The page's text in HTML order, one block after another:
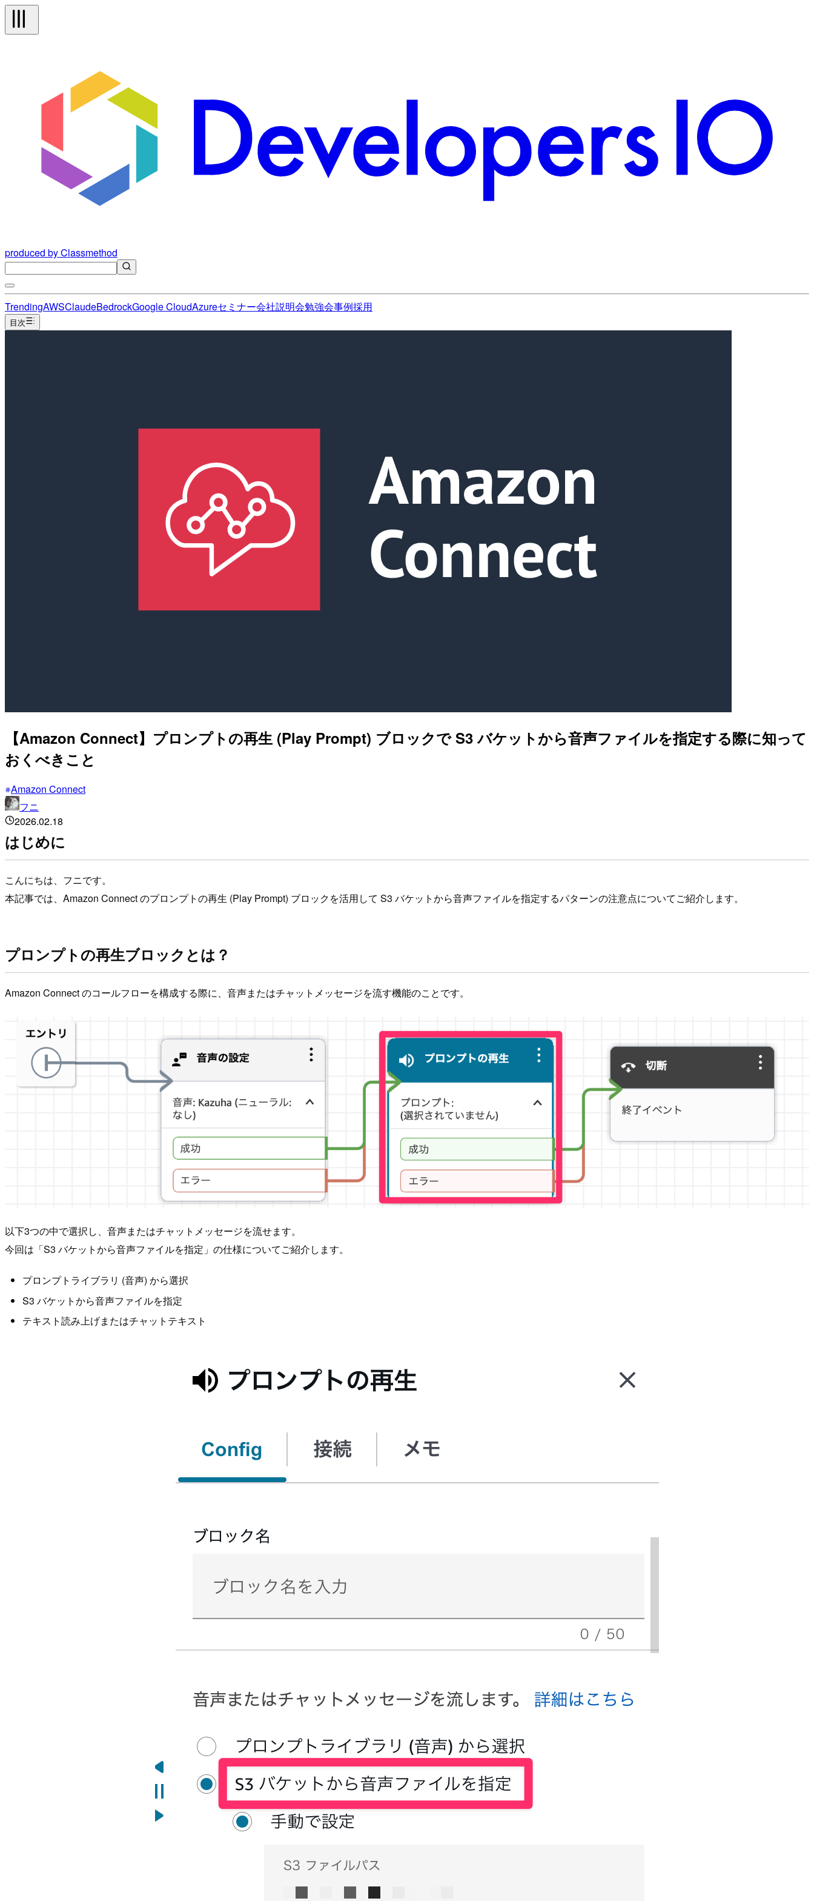
produced by Classmethod
TrendingAWSClaudeBedrockGoogle CloudAzureセミナー会社説明会勉強会事例採用
目次
【Amazon Connect】プロンプトの再生 (Play Prompt) ブロックで S3 バケットから音声ファイルを指定する際に知って
おくべきこと
Amazon Connect
フニ
2026.02.18
はじめに
こんにちは、フニです。
本記事では、Amazon Connect のプロンプトの再生 (Play Prompt) ブロックを活用して S3 バケットから音声ファイルを指定するパターンの注意点についてご紹介します。
プロンプトの再生ブロックとは？
Amazon Connect のコールフローを構成する際に、音声またはチャットメッセージを流す機能のことです。
以下3つの中で選択し、音声またはチャットメッセージを流せます。
今回は「S3 バケットから音声ファイルを指定」の仕様についてご紹介します。
プロンプトライブラリ (音声) から選択
S3 バケットから音声ファイルを指定
テキスト読み上げまたはチャットテキスト